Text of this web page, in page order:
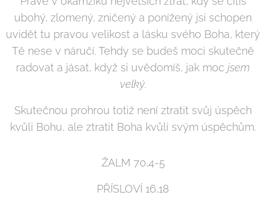
ubohý, zlomený, zničený a ponížený jsi schopen
uvidět tu pravou velikost a lásku svého Boha, který
Tě nese v náručí. Tehdy se budeš moci skutečně
radovat a jásat, když si uvědomíš, jak moc jsem
velký.
Skutečnou prohrou totiž není ztratit svůj úspěch
kvůli Bohu, ale ztratit Boha kvůli svým úspěchům.
ŽALM 70,4-5
PŘÍSLOVÍ 16,18